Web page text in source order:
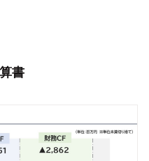
書